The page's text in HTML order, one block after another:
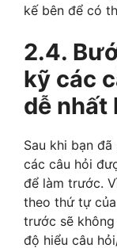
kế bên để có
2.4.
kỹ các
dễ nhất
Sau khi bạn
các câu hỏi
để làm trước.
theo thứ tự
trước sẽ
độ hiểu câu